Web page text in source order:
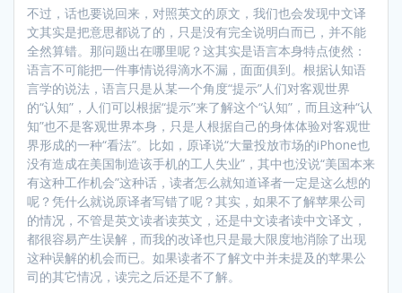
不过，话也要说回来，对照英文的原文，我们也会发现中文译
文其实是把意思都说了的，只是没有完全说明白而已，并不能
全然算错。那问题出在哪里呢？这其实是语言本身特点使然：
语言不可能把一件事情说得滴水不漏，面面俱到。根据认知语
言学的说法，语言只是从某一个角度“提示”人们对客观世界
的“认知”，人们可以根据“提示”来了解这个“认知”，而且这种“认
知”也不是客观世界本身，只是人根据自己的身体体验对客观世
界形成的一种“看法”。比如，原译说“大量投放市场的iPhone也
没有造成在美国制造该手机的工人失业”，其中也没说“美国本来
有这种工作机会”这种话，读者怎么就知道译者一定是这么想的
呢？凭什么就说原译者写错了呢？其实，如果不了解苹果公司
的情况，不管是英文读者读英文，还是中文读者读中文译文，
都很容易产生误解，而我的改译也只是最大限度地消除了出现
这种误解的机会而已。如果读者不了解文中并未提及的苹果公
司的其它情况，读完之后还是不了解。